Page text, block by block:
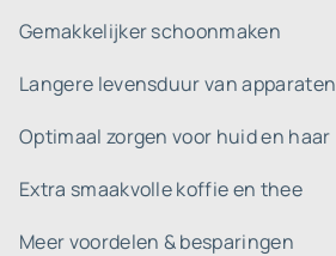
Gemakkelijker schoonmaken
Langere levensduur van apparaten
Optimaal zorgen voor huid en haar
Extra smaakvolle koffie en thee
Meer voordelen & besparingen